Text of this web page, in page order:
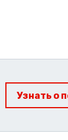
Узнать о